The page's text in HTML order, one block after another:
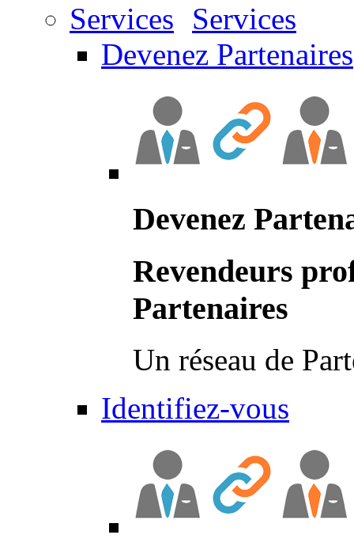
Services
Devenez Partenaires
Devenez
Revendeurs
Partenaires
Un réseau de
Identifiez-vous